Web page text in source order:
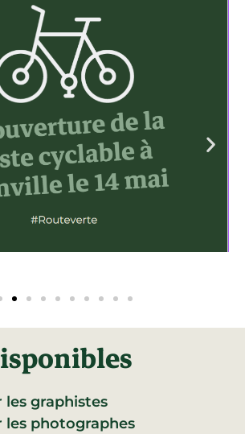
les graphistes
les photographes